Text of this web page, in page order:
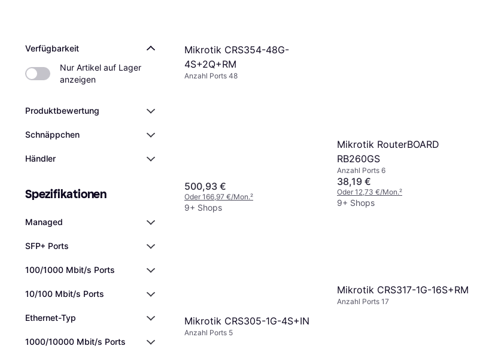
Verfügbarkeit
Nur Artikel auf Lager
anzeigen
Produktbewertung
Schnäppchen
Händler
Spezifikationen
Managed
SFP+ Ports
100/1000 Mbit/s Ports
10/100 Mbit/s Ports
Ethernet-Typ
1000/10000 Mbit/s Ports
Mikrotik CRS354-48G-
4S+2Q+RM
Anzahl Ports 48
500,93 €
Oder 166,97 €/Mon.²
9+ Shops
Mikrotik RouterBOARD
RB260GS
Anzahl Ports 6
38,19 €
Oder 12,73 €/Mon.²
9+ Shops
Mikrotik CRS305-1G-4S+IN
Anzahl Ports 5
Mikrotik CRS317-1G-16S+RM
Anzahl Ports 17